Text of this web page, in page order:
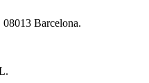
Barcelona.